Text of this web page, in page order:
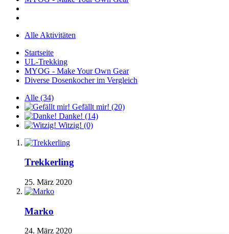
Alle Aktivitäten
Startseite
UL-Trekking
MYOG - Make Your Own Gear
Diverse Dosenkocher im Vergleich
Alle (34)
Gefällt mir! (20)
Danke! (14)
Witzig! (0)
Trekkerling
25. März 2020
Marko
24. März 2020